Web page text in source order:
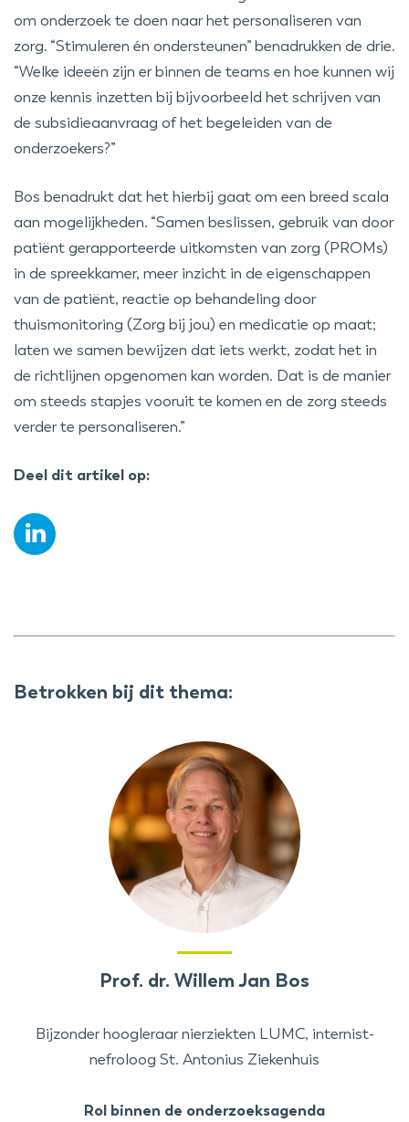
om onderzoek te doen naar het personaliseren van
zorg. “Stimuleren én ondersteunen” benadrukken de drie.
“Welke ideeën zijn er binnen de teams en hoe kunnen wij
onze kennis inzetten bij bijvoorbeeld het schrijven van
de subsidieaanvraag of het begeleiden van de
onderzoekers?”
Bos benadrukt dat het hierbij gaat om een breed scala
aan mogelijkheden. “Samen beslissen, gebruik van door
patiënt gerapporteerde uitkomsten van zorg (PROMs)
in de spreekkamer, meer inzicht in de eigenschappen
van de patiënt, reactie op behandeling door
thuismonitoring (Zorg bij jou) en medicatie op maat;
laten we samen bewijzen dat iets werkt, zodat het in
de richtlijnen opgenomen kan worden. Dat is de manier
om steeds stapjes vooruit te komen en de zorg steeds
verder te personaliseren.”
Deel dit artikel op:
Betrokken bij dit thema:
Prof. dr. Willem Jan Bos
Bijzonder hoogleraar nierziekten LUMC, internist-
nefroloog St. Antonius Ziekenhuis
Rol binnen de onderzoeksagenda